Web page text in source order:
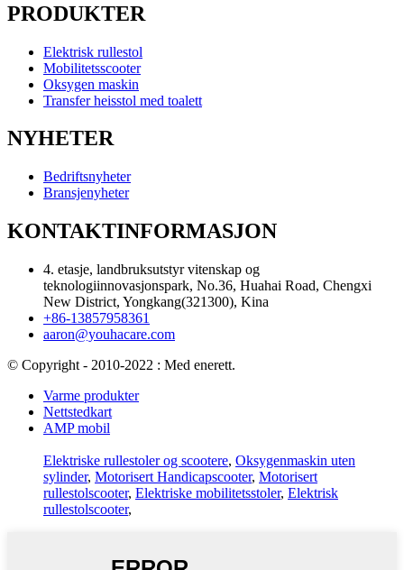
PRODUKTER
Elektrisk rullestol
Mobilitetsscooter
Oksygen maskin
Transfer heisstol med toalett
NYHETER
Bedriftsnyheter
Bransjenyheter
KONTAKTINFORMASJON
4. etasje, landbruksutstyr vitenskap og
teknologiinnovasjonspark, No.36, Huahai Road, Chengxi
New District, Yongkang(321300), Kina
+86-13857958361
aaron@youhacare.com
© Copyright - 2010-2022 : Med enerett.
Varme produkter
Nettstedkart
AMP mobil
Elektriske rullestoler og scootere, Oksygenmaskin uten
sylinder, Motorisert Handicapscooter, Motorisert
rullestolscooter, Elektriske mobilitetsstoler, Elektrisk
rullestolscooter,